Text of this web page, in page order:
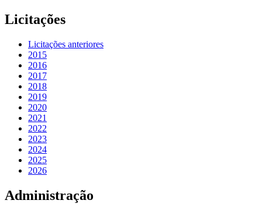
Licitações
Licitações anteriores
2015
2016
2017
2018
2019
2020
2021
2022
2023
2024
2025
2026
Administração